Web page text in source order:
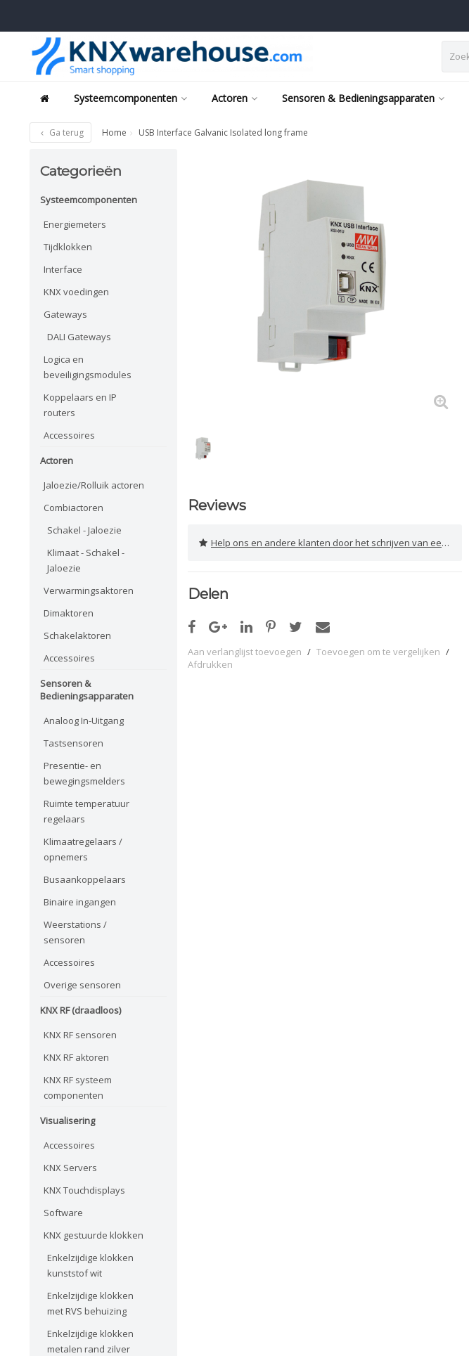
Systeemcomponenten Actoren Sensoren & Bedieningsapparaten
Ga terug Home USB Interface Galvanic Isolated long frame
Categorieën
Systeemcomponenten
Energiemeters
Tijdklokken
Interface
KNX voedingen
Gateways
DALI Gateways
Logica en
beveiligingsmodules
Koppelaars en IP
routers
Accessoires
Actoren
Jaloezie/Rolluik actoren
Combiactoren
Schakel - Jaloezie
Klimaat - Schakel -
Jaloezie
Verwarmingsaktoren
Dimaktoren
Schakelaktoren
Accessoires
Sensoren &
Bedieningsapparaten
Analoog In-Uitgang
Tastsensoren
Presentie- en
bewegingsmelders
Ruimte temperatuur
regelaars
Klimaatregelaars /
opnemers
Busaankoppelaars
Binaire ingangen
Weerstations /
sensoren
Accessoires
Overige sensoren
KNX RF (draadloos)
KNX RF sensoren
KNX RF aktoren
KNX RF systeem
componenten
Visualisering
Accessoires
KNX Servers
KNX Touchdisplays
Software
KNX gestuurde klokken
Enkelzijdige klokken
kunststof wit
Enkelzijdige klokken
met RVS behuizing
Enkelzijdige klokken
metalen rand zilver
Reviews
Help ons en andere klanten door het schrijven van een review
Delen
Aan verlanglijst toevoegen / Toevoegen om te vergelijken /
Afdrukken